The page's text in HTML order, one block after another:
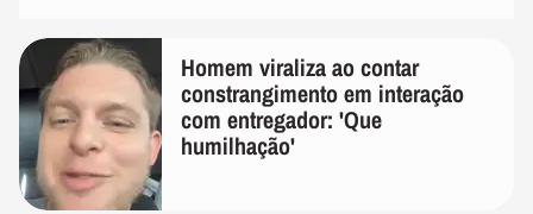
Homem viraliza ao contar
constrangimento em interação
com entregador: 'Que
humilhação'